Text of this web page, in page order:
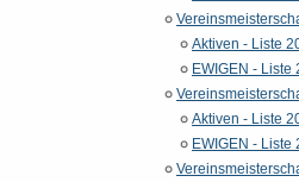
Aktiven - Liste
EWIGEN - Liste
Aktiven - Liste
EWIGEN - Liste